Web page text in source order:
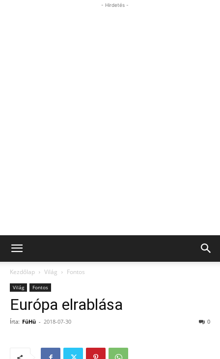
- Hirdetés -
Kezdőlap Világ Fontos
Világ Fontos
Európa elrablása
Írta: FüHü - 2018-07-30 0